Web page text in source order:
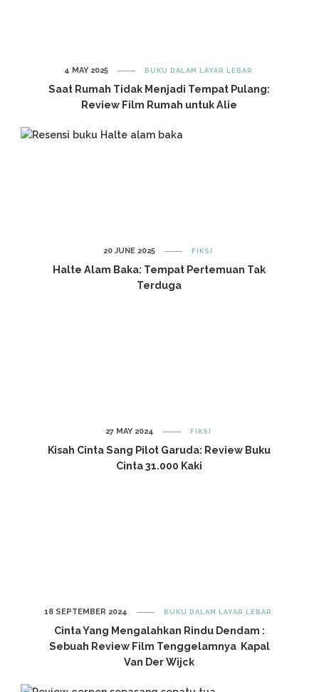
BUKU DALAM LAYAR LEBAR
Saat Rumah Tidak Menjadi Tempat Pulang:
Review Film Rumah untuk Alie
4 MAY 2025
FIKSI
Halte Alam Baka: Tempat Pertemuan Tak
Terduga
20 JUNE 2025
FIKSI
Kisah Cinta Sang Pilot Garuda: Review Buku
Cinta 31.000 Kaki
27 MAY 2024
BUKU DALAM LAYAR LEBAR
Cinta Yang Mengalahkan Rindu Dendam :
Sebuah Review Film Tenggelamnya Kapal
Van Der Wijck
18 SEPTEMBER 2024